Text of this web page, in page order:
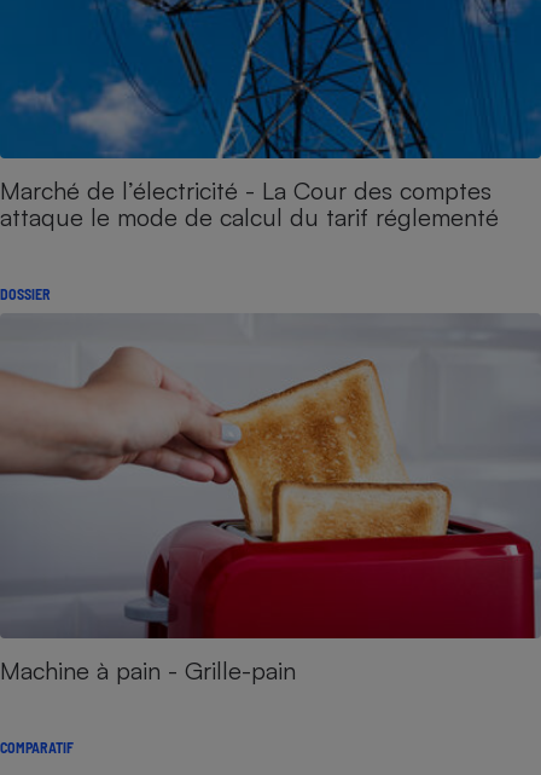
Marché de l’électricité - La Cour des comptes
attaque le mode de calcul du tarif réglementé
DOSSIER
Machine à pain - Grille-pain
COMPARATIF